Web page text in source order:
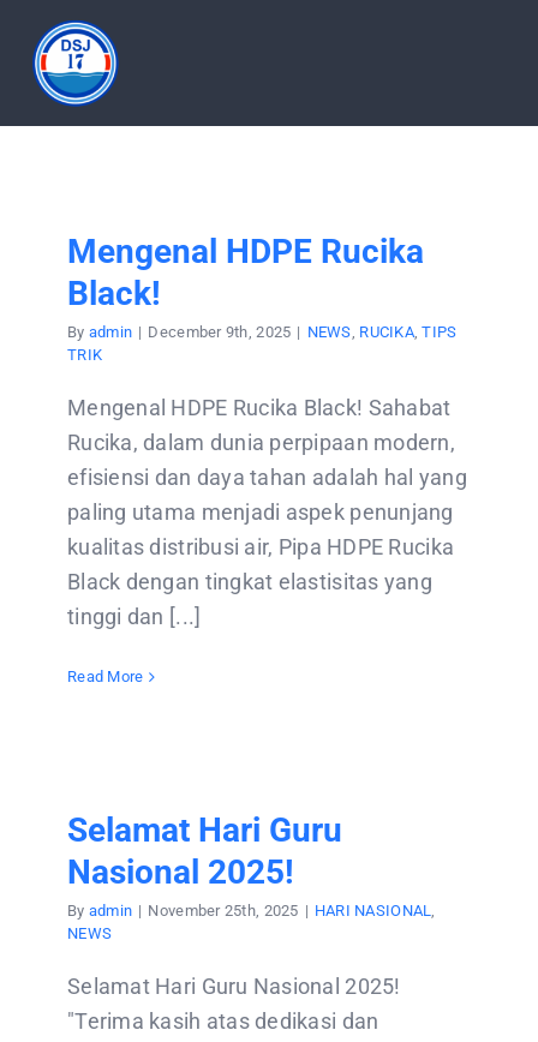
content
PRODUCT
ARTICLES
CONTACT US
Mengenal HDPE Rucika
Black!
By admin | December 9th, 2025 | NEWS, RUCIKA,TIPS
TRIK
Mengenal HDPE Rucika Black! Sahabat
Rucika, dalam dunia perpipaan modern,
efisiensi dan daya tahan adalah hal yang
paling utama menjadi aspek penunjang
kualitas distribusi air, Pipa HDPE Rucika
Black dengan tingkat elastisitas yang
tinggi dan [...]
Read More
Selamat Hari Guru
Nasional 2025!
By admin | November 25th, 2025 | HARI NASIONAL,
NEWS
Selamat Hari Guru Nasional 2025!
"Terima kasih atas dedikasi dan